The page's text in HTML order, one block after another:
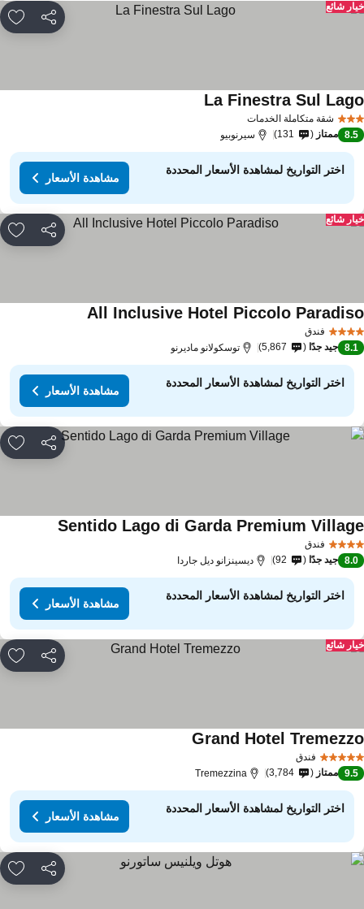
مشاركة
شائع
شقة متكاملة الخدمات
La Finestra Sulمشاهدة الأسعار
8.5 ممتاز 131 سيرنوبيو
اختر التواريخ لمشاهدة الأسعار المحددة
مشاهدة الأسعار
مشاركة
شائع
فندق
All Inclusive Hotel Piccolo مشاهدة الأسعار
8.1 جيد جدًا 5,867 توسكولانو ماديرنو
اختر التواريخ لمشاهدة الأسعار المحددة
مشاهدة الأسعار
مشاركة
فندق
Sentido Lago di Garda Premiumمشاهدة
8.0 جيد جدًا 92 ديسينزانو ديل جاردا
اختر التواريخ لمشاهدة الأسعار المحددة
مشاهدة الأسعار
مشاركة
شائع
فندق
Grand Hotelمشاهدة الأسعار
9.5 ممتاز 3,784
Tremezzina
اختر التواريخ لمشاهدة الأسعار المحددة
مشاهدة الأسعار
مشاركة